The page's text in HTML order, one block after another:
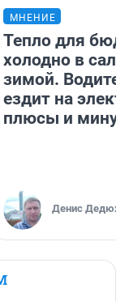
МНЕНИЕ
Тепло для
холодно в
зимой.
ездит на
плюсы и
Денис